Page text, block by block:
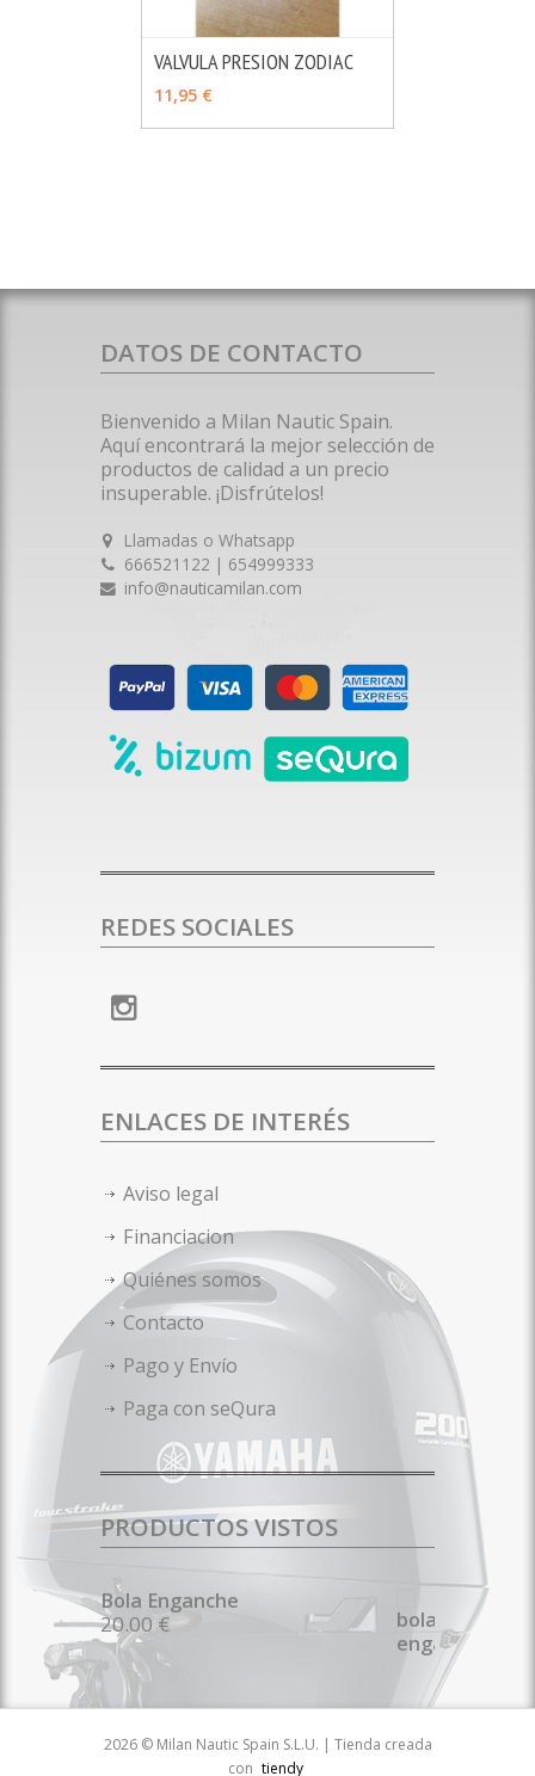
VALVULA PRESION ZODIAC
11,95 €
DATOS DE CONTACTO
Bienvenido a Milan Nautic Spain.
Aquí encontrará la mejor selección de
productos de calidad a un precio
insuperable. ¡Disfrútelos!
Llamadas o Whatsapp
666521122 | 654999333
info@nauticamilan.com
REDES SOCIALES
ENLACES DE INTERÉS
Aviso legal
Financiacion
Quiénes somos
Contacto
Pago y Envío
Paga con seQura
PRODUCTOS VISTOS
Bola Enganche
20.00 €
2026 © Milan Nautic Spain S.L.U. | Tienda creada
con tiendy